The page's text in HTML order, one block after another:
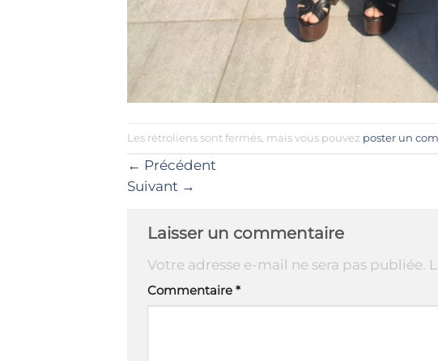
Les rétroliens sont fermés, mais vous pouvez poster un
← Précédent
Suivant →
Laisser un commentaire
Votre adresse e-mail ne sera pas publiée.
Commentaire *